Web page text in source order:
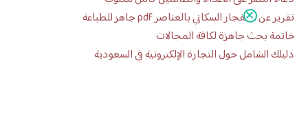
تقرير عن الانفجار السكاني بالعناصر pdf جاهز للطباعة
خاتمة بحث جاهزة لكافة المجالات
دليلك الشامل حول التجارة الإلكترونية في السعودية